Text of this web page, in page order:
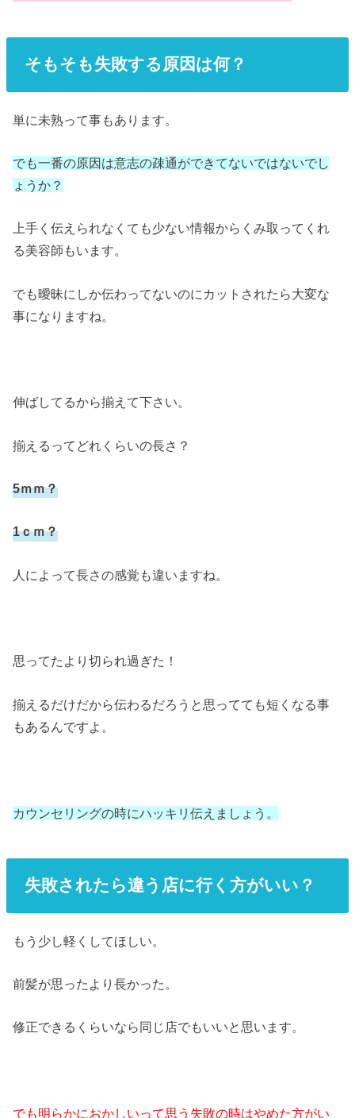
そもそも失敗する原因は何？
単に未熟って事もあります。
でも一番の原因は意志の疎通ができてないではないでし
ょうか？
上手く伝えられなくても少ない情報からくみ取ってくれ
る美容師もいます。
でも曖昧にしか伝わってないのにカットされたら大変な
事になりますね。
伸ばしてるから揃えて下さい。
揃えるってどれくらいの長さ？
5ｍｍ？
1ｃｍ？
人によって長さの感覚も違いますね。
思ってたより切られ過ぎた！
揃えるだけだから伝わるだろうと思ってても短くなる事
もあるんですよ。
カウンセリングの時にハッキリ伝えましょう。
失敗されたら違う店に行く方がいい？
もう少し軽くしてほしい。
前髪が思ったより長かった。
修正できるくらいなら同じ店でもいいと思います。
でも明らかにおかしいって思う失敗の時はやめた方がい